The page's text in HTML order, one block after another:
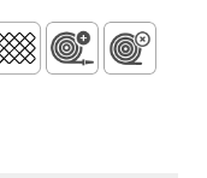
e Instalación